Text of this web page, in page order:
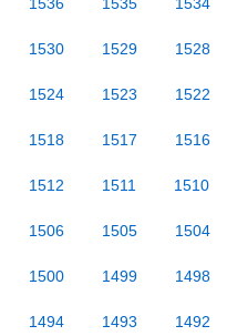
1530 1529 1528
1524 1523 1522
1518 1517 1516
1512 1511 1510
1506 1505 1504
1500 1499 1498
1494 1493 1492